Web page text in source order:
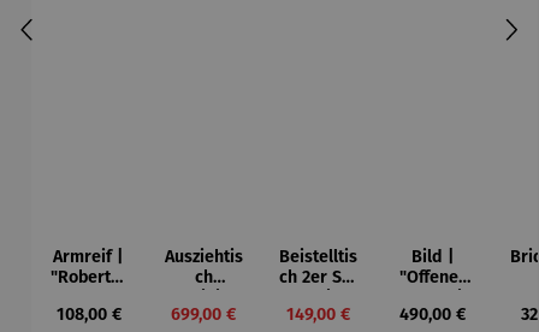
Armreif |
"Roberta"
Mütz
Regulärer Preis:
108,00 €
Ausziehtis
ch
– Valor
Verkaufspreis:
699,00 €
Beistelltis
ch 2er Set
Verkaufspreis:
149,00 €
Bild |
"Offenes
Collioure"
Regulärer Preis:
490,00 €